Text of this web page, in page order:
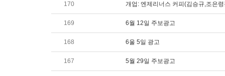
170 개업: 엔제리너스 커피(김승규,조은
169 6월 12일 주보광고
168 6울 5일 광고
167 5월 29일 주보광고